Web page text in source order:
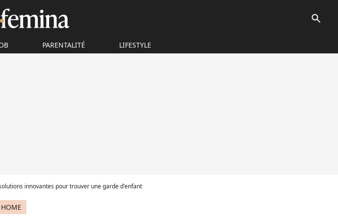
search
PARENTALITÉ LIFESTYLE
innovantes pour trouver une garde d'enfant
HOME